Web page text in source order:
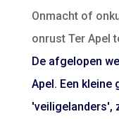
Onmacht of
onrust Ter Apel
De afgelopen
Apel. Een
'veiligelanders',